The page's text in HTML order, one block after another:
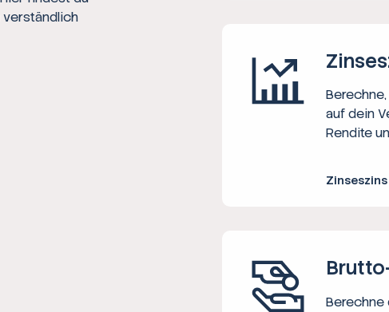
verständlich
auf dein
Rendite
Berechne